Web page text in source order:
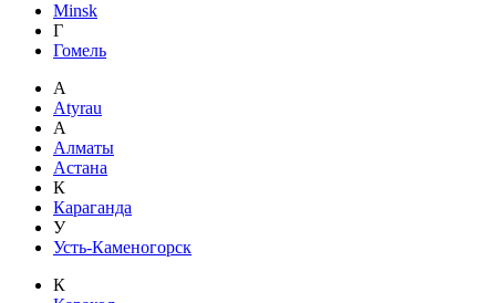
Minsk
Г
Гомель
A
Atyrau
А
Алматы
Астана
К
Караганда
У
Усть-Каменогорск
К